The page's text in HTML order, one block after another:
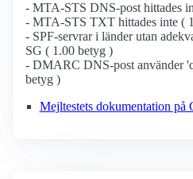
- MTA-STS DNS-post hittades
- MTA-STS TXT hittades inte (
- SPF-servrar i länder utan
SG ( 1.00 betyg )
- DMARC DNS-post använder
betyg )
Mejltestets dokumentation på